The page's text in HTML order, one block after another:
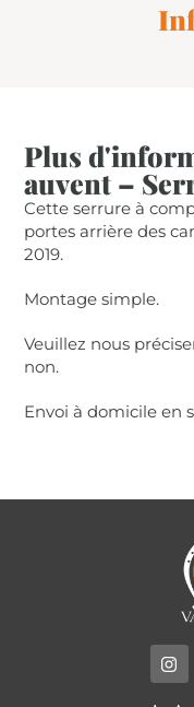
Plus
auvent –
Cette serrure à
portes arrière des
2019.
Montage simple.
Veuillez nous
non.
Envoi à domicile en